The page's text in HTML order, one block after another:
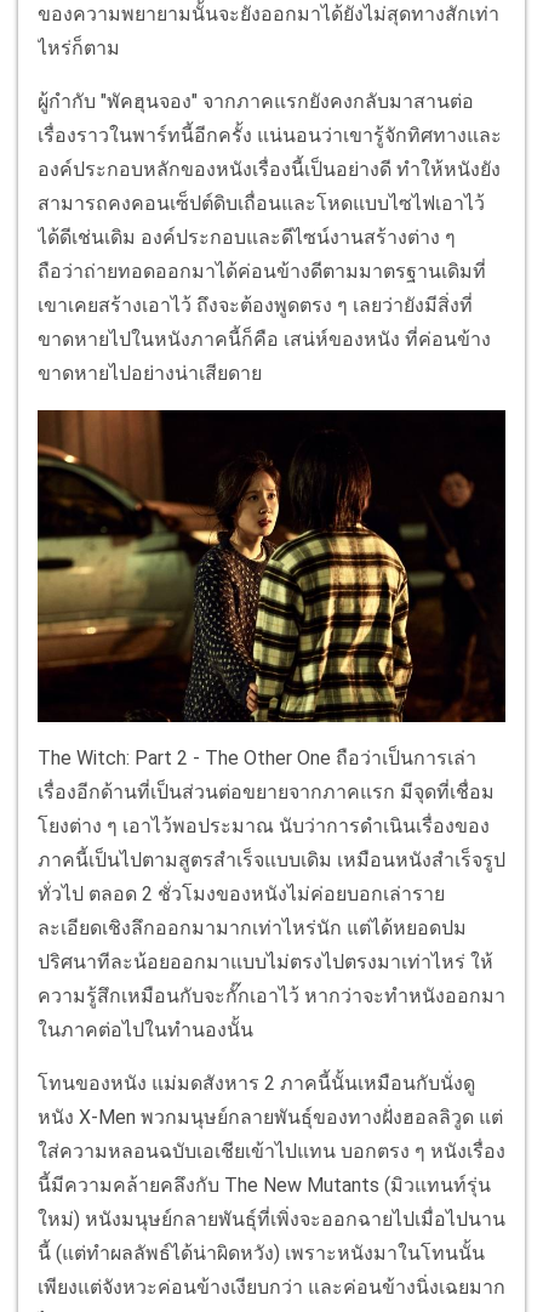
ของความพยายามนั้นจะยังออกมาได้ยังไม่สุดทางสักเท่า
ไหร่ก็ตาม
ผู้กำกับ "พัคฮุนจอง" จากภาคแรกยังคงกลับมาสานต่อ
เรื่องราวในพาร์ทนี้อีกครั้ง แน่นอนว่าเขารู้จักทิศทางและ
องค์ประกอบหลักของหนังเรื่องนี้เป็นอย่างดี ทำให้หนังยัง
สามารถคงคอนเซ็ปต์ดิบเถื่อนและโหดแบบไซไฟเอาไว้
ได้ดีเช่นเดิม องค์ประกอบและดีไซน์งานสร้างต่าง ๆ
ถือว่าถ่ายทอดออกมาได้ค่อนข้างดีตามมาตรฐานเดิมที่
เขาเคยสร้างเอาไว้ ถึงจะต้องพูดตรง ๆ เลยว่ายังมีสิ่งที่
ขาดหายไปในหนังภาคนี้ก็คือ เสน่ห์ของหนัง ที่ค่อนข้าง
ขาดหายไปอย่างน่าเสียดาย
The Witch: Part 2 - The Other One ถือว่าเป็นการเล่า
เรื่องอีกด้านที่เป็นส่วนต่อขยายจากภาคแรก มีจุดที่เชื่อม
โยงต่าง ๆ เอาไว้พอประมาณ นับว่าการดำเนินเรื่องของ
ภาคนี้เป็นไปตามสูตรสำเร็จแบบเดิม เหมือนหนังสำเร็จรูป
ทั่วไป ตลอด 2 ชั่วโมงของหนังไม่ค่อยบอกเล่าราย
ละเอียดเชิงลึกออกมามากเท่าไหร่นัก แต่ได้หยอดปม
ปริศนาทีละน้อยออกมาแบบไม่ตรงไปตรงมาเท่าไหร่ ให้
ความรู้สึกเหมือนกับจะกั๊กเอาไว้ หากว่าจะทำหนังออกมา
ในภาคต่อไปในทำนองนั้น
โทนของหนัง แม่มดสังหาร 2 ภาคนี้นั้นเหมือนกับนั่งดู
หนัง X-Men พวกมนุษย์กลายพันธุ์ของทางฝั่งฮอลลิวูด แต่
ใส่ความหลอนฉบับเอเชียเข้าไปแทน บอกตรง ๆ หนังเรื่อง
นี้มีความคล้ายคลึงกับ The New Mutants (มิวแทนท์รุ่น
ใหม่) หนังมนุษย์กลายพันธุ์ที่เพิ่งจะออกฉายไปเมื่อไปนาน
นี้ (แต่ทำผลลัพธ์ได้น่าผิดหวัง) เพราะหนังมาในโทนนั้น
เพียงแต่จังหวะค่อนข้างเงียบกว่า และค่อนข้างนิ่งเฉยมาก